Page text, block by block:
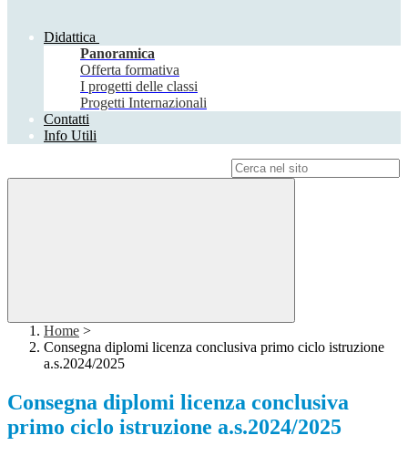
Didattica
Panoramica
Offerta formativa
I progetti delle classi
Progetti Internazionali
Contatti
Info Utili
Home >
Consegna diplomi licenza conclusiva primo ciclo istruzione
a.s.2024/2025
Consegna diplomi licenza conclusiva
primo ciclo istruzione a.s.2024/2025